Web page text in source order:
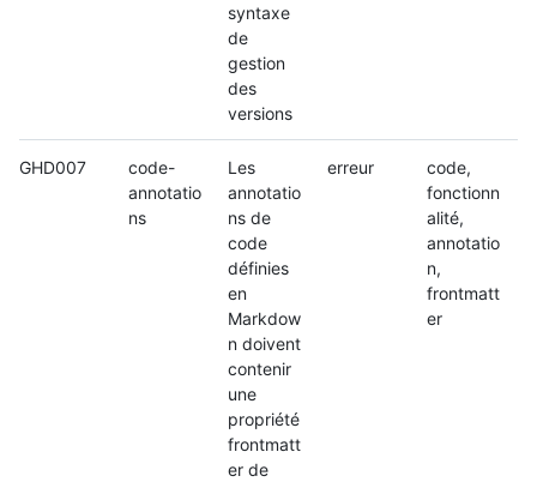
syntaxe
de
gestion
des
versions
GHD007
code-
annotatio
ns
Les
annotatio
ns de
code
définies
en
Markdow
n doivent
contenir
une
propriété
frontmatt
er de
erreur
code,
fonctionn
alité,
annotatio
n,
frontmatt
er